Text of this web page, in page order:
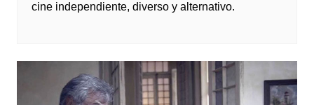
cine independiente, diverso y alternativo.